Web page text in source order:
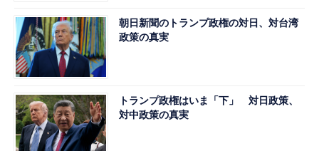
朝日新聞のトランプ政権の対日、対台湾
政策の真実
トランプ政権はいま「下」 対日政策、
対中政策の真実